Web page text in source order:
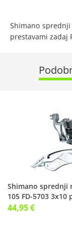
Shimano sprednji
prestavami zadaj
Shimano sprednji
105 FD-5703 3x10
44,95 €